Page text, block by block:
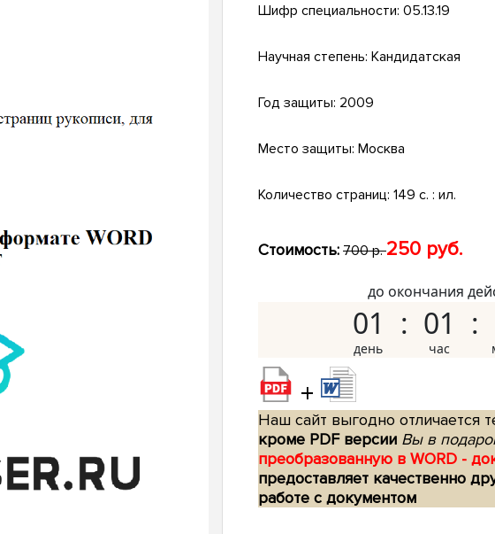
Шифр специальности: 05.13.19
Научная степень: Кандидатская
Год защиты: 2009
Место защиты: Москва
Количество страниц: 149 с. : ил.
Стоимость: 700 р.250 руб.
до окончания
01 01
+
Наш сайт выгодно отличается
кроме PDF версии Вы в
преобразованную в WORD -
предоставляет качественно
работе с документом